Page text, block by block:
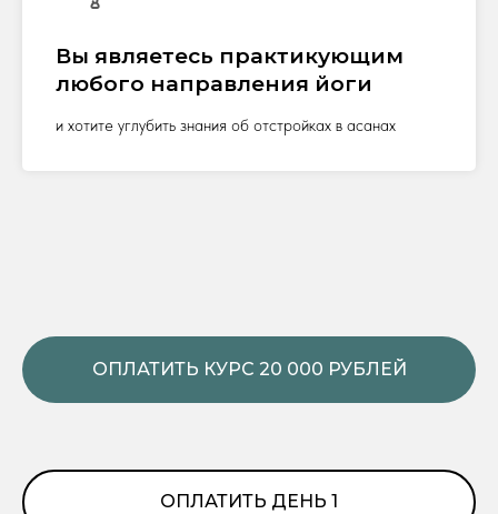
Вы являетесь практикующим
любого направления йоги
и хотите углубить знания об отстройках в асанах
ОПЛАТИТЬ КУРС 20 000 РУБЛЕЙ
ОПЛАТИТЬ ДЕНЬ 1